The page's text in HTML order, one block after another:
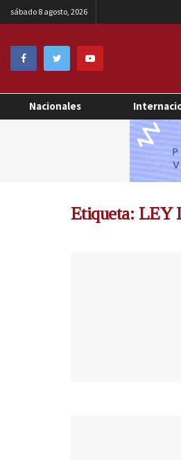
sábado 8 agosto, 2026
Nacionales
Etiqueta: LEY